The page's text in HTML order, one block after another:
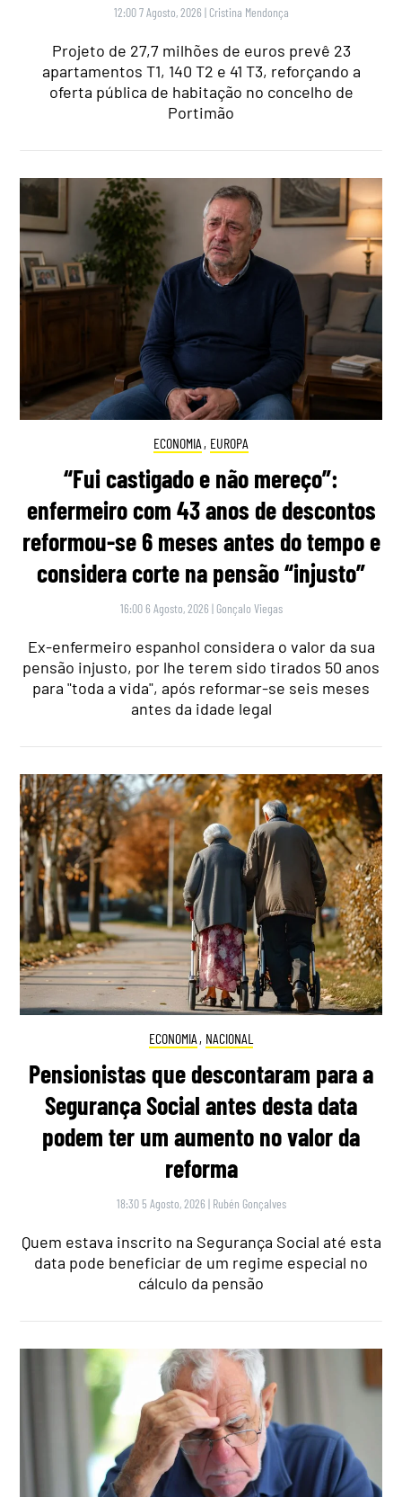
12:00 7 Agosto, 2026 | Cristina Mendonça
Projeto de 27,7 milhões de euros prevê 23
apartamentos T1, 140 T2 e 41 T3, reforçando a
oferta pública de habitação no concelho de
Portimão
ECONOMIA , EUROPA
“Fui castigado e não mereço”:
enfermeiro com 43 anos de descontos
reformou-se 6 meses antes do tempo e
considera corte na pensão “injusto”
16:00 6 Agosto, 2026 | Gonçalo Viegas
Ex-enfermeiro espanhol considera o valor da sua
pensão injusto, por lhe terem sido tirados 50 anos
para "toda a vida", após reformar-se seis meses
antes da idade legal
ECONOMIA , NACIONAL
Pensionistas que descontaram para a
Segurança Social antes desta data
podem ter um aumento no valor da
reforma
18:30 5 Agosto, 2026 | Rubén Gonçalves
Quem estava inscrito na Segurança Social até esta
data pode beneficiar de um regime especial no
cálculo da pensão